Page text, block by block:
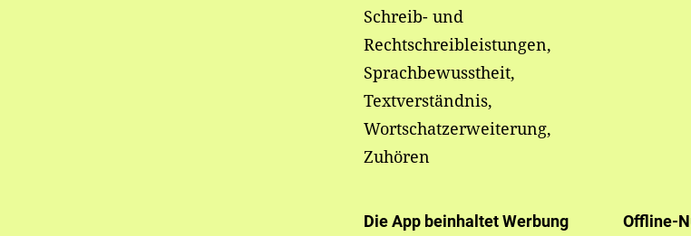
Schreib- und
Rechtschreibleistungen,
Sprachbewusstheit,
Textverständnis,
Wortschatzerweiterung,
Zuhören
Die App beinhaltet Werbung Offline-